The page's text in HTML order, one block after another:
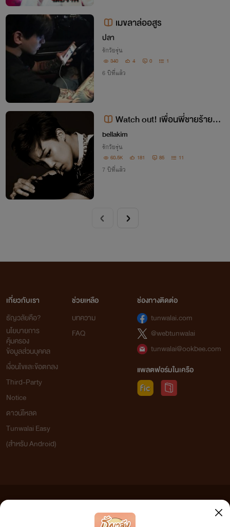
เมขลาล่ออสูร
ปลา
รักวัยรุ่น
340 4 0 1
6 ปีที่แล้ว
Watch out! เพื่อนพี่ชายร้ายลว
งรัก(NC18+)
bellakim
รักวัยรุ่น
60.5K 181 85 11
7 ปีที่แล้ว
เกี่ยวกับเรา
ธัญวลัยคือ?
นโยบายการ
คุ้มครอง
ข้อมูลส่วนบุคคล
เงื่อนไขและข้อตกลง
Third-Party
Notice
ดาวน์โหลด
Tunwalai Easy
(สำหรับ Android)
ช่วยเหลือ
บทความ
FAQ
ช่องทางติดต่อ
tunwalai.com
@webtunwalai
tunwalai@ookbee.com
แพลตฟอร์มในเครือ
เว็บไซต์แห่งนี้ไม่ได้เห็นด้วยและไม่ขอรับผิดชอบต่อข้อความใดๆ ทั้งสิ้น ดังนั้นผู้อ่านทุกท่านโปรดใช้